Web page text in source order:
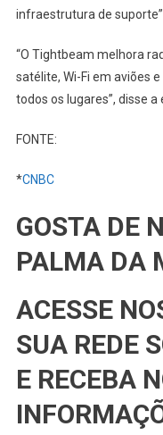
infraestrutura de
“O Tightbeam melhora
satélite, Wi-Fi em aviões
todos os lugares”, disse a
FONTE:
*CNBC
GOSTA DE
PALMA DA
ACESSE
SUA REDE
E RECEBA